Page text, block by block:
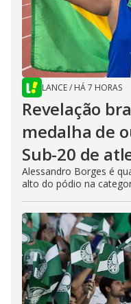
LANCE/ HÁ 7 HORAS
Revelação
medalha de
Sub-20 de
Alessandro Borges é
alto do pódio na